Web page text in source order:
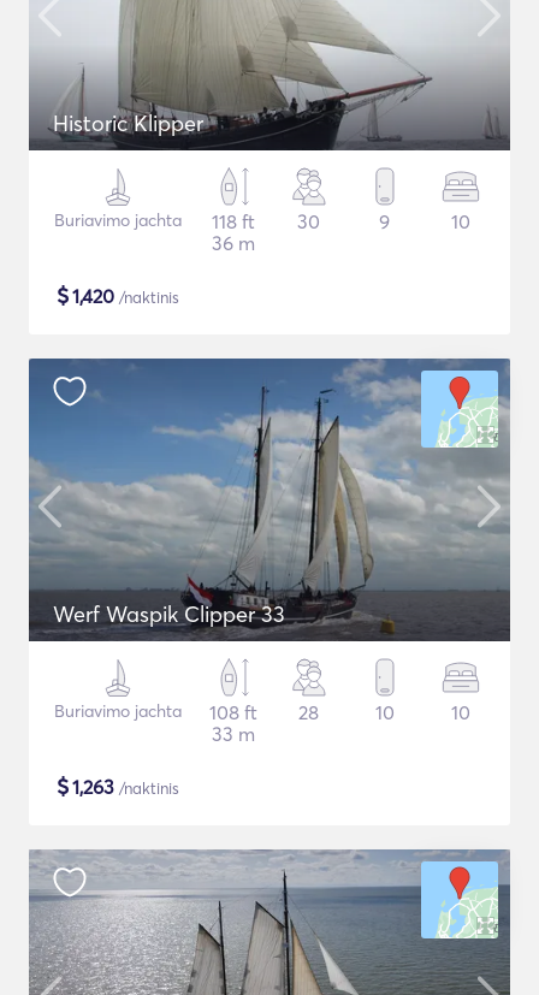
Historic Klipper
Buriavimo jachta
118 ft
36 m
30 9 10
$1,420 /naktinis
Werf Waspik Clipper 33
Buriavimo jachta
108 ft
33 m
28 10 10
$1,263 /naktinis